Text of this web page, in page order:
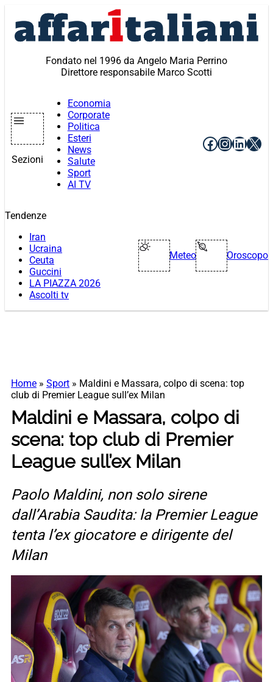
contenuto
Fondato nel 1996 da Angelo Maria Perrino
Direttore responsabile Marco Scotti
Sezioni
Economia
Corporate
Politica
Esteri
News
Salute
Sport
AI TV
Facebook
X
Tendenze
Iran
Ucraina
Ceuta
Guccini
LA PIAZZA 2026
Ascolti tv
Meteo Oroscopo
Home » Sport » Maldini e Massara, colpo di scena: top
club di Premier League sull’ex Milan
Maldini e Massara, colpo di
scena: top club di Premier
League sull’ex Milan
Paolo Maldini, non solo sirene
dall’Arabia Saudita: la Premier League
tenta l’ex giocatore e dirigente del
Milan